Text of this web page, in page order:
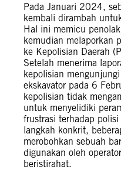
Pada Januari 2024,
kembali dirambah
Hal ini memicu
kemudian melaporkan
ke Kepolisian Daerah
Setelah menerima
kepolisian
ekskavator pada 6
kepolisian tidak
untuk menyelidiki
frustrasi terhadap
langkah konkrit,
merobohkan sebuah
digunakan oleh
beristirahat.